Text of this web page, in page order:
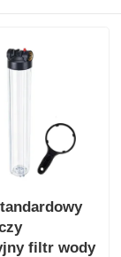
filtr wody